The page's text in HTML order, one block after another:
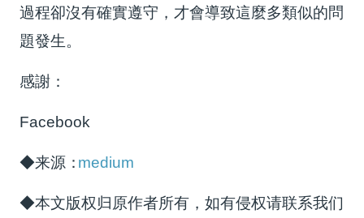
過程卻沒有確實遵守，才會導致這麼多類似的問
題發生。
感謝：
Facebook
◆来源： medium
◆本文版权归原作者所有，如有侵权请联系我们